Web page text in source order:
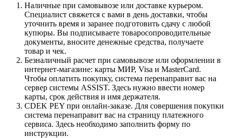
Наличные при самовывозе или доставке курьером.
Специалист свяжется с вами в день доставки, чтобы
уточнить время и заранее подготовить сдачу с любой
купюры. Вы подписываете товаросопроводительные
документы, вносите денежные средства, получаете
товар и чек.
Безналичный расчет при самовывозе или оформлении в
интернет-магазине: карты МИР, Visa и MasterCard.
Чтобы оплатить покупку, система перенаправит вас на
сервер системы ASSIST. Здесь нужно ввести номер
карты, срок действия и имя держателя.
CDEK PEY при онлайн-заказе. Для совершения покупки
система перенаправит вас на страницу платежного
сервиса. Здесь необходимо заполнить форму по
инструкции.